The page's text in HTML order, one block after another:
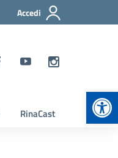
Accedi
RinaCast